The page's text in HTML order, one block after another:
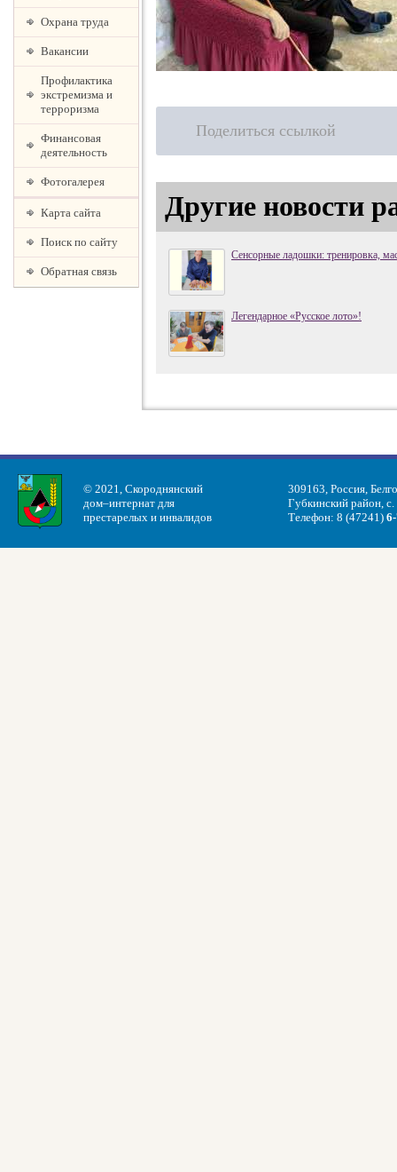
Охрана труда
Вакансии
Профилактика
экстремизма и
терроризма
Финансовая
деятельность
Фотогалерея
Карта сайта
Поиск по сайту
Обратная связь
Поделиться ссылкой
Другие новости
Сенсорные ладошки: тренировка,
Легендарное «Русское лото»!
© 2021, Скороднянский
дом–интернат для
престарелых и инвалидов
309163, Россия,
Губкинский район,
Телефон: 8 (47241)